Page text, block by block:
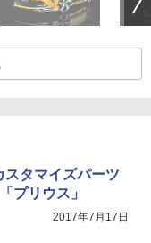
スタマイズパーツ
プリウス」
2017年7月17日